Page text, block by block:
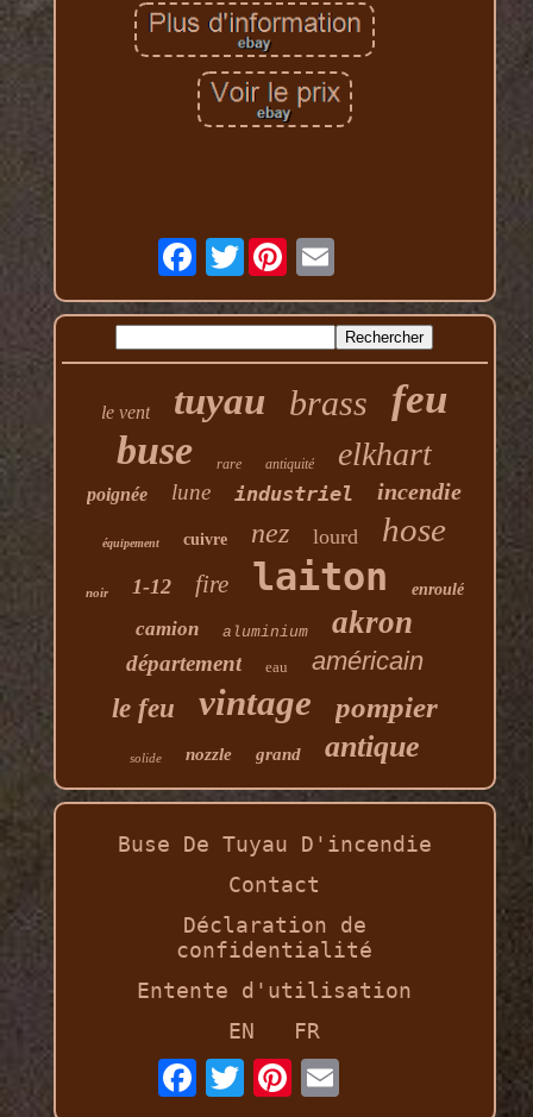
Twitter
le vent tuyau brass feu
buse rare antiquité elkhart
poignée lune industriel incendie
équipement cuivre nez lourd hose
noir 1-12 fire laiton enroulé
camion aluminium akron
département eau
américain
le feu
vintage pompier
solide nozzle grand antique
Buse De Tuyau D'incendie
Contact
Déclaration de
confidentialité
Entente d'utilisation
EN
FR